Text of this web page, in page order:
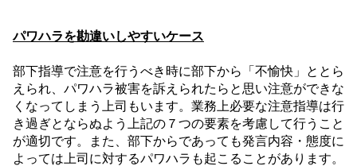
パワハラを勘違いしやすいケース
部下指導で注意を行うべき時に部下から「不愉快」ととら
えられ、パワハラ被害を訴えられたらと思い注意ができな
くなってしまう上司もいます。業務上必要な注意指導は行
き過ぎとならぬよう上記の７つの要素を考慮して行うこと
が適切です。また、部下からであっても発言内容・態度に
よっては上司に対するパワハラも起こることがあります。